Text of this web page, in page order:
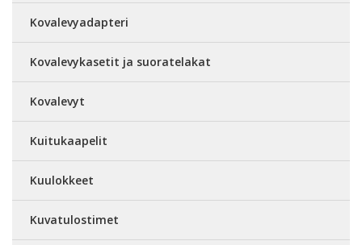
Kovalevyadapteri
Kovalevykasetit ja suoratelakat
Kovalevyt
Kuitukaapelit
Kuulokkeet
Kuvatulostimet